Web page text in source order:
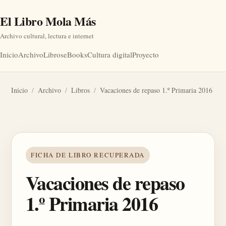
El Libro Mola Más
Archivo cultural, lectura e internet
InicioArchivoLibroseBooksCultura digitalProyecto
Inicio / Archivo / Libros / Vacaciones de repaso 1.º Primaria 2016
FICHA DE LIBRO RECUPERADA
Vacaciones de repaso
1.º Primaria 2016